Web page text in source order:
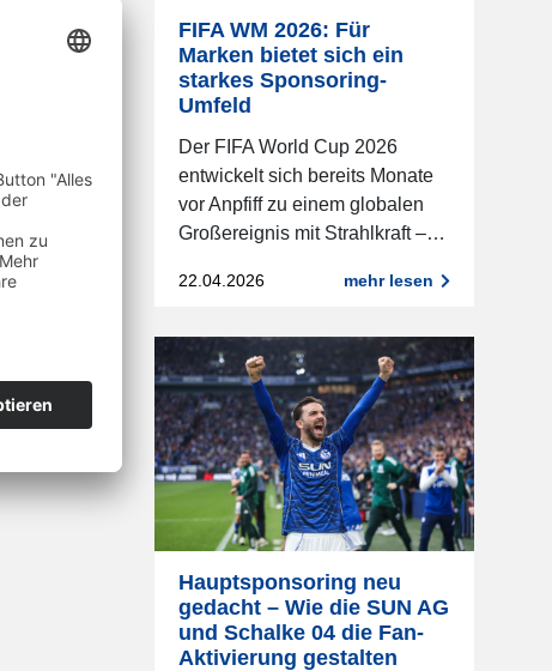
FIFA WM 2026: Für
Marken bietet sich ein
starkes Sponsoring-
Umfeld
Der FIFA World Cup 2026
entwickelt sich bereits Monate
vor Anpfiff zu einem globalen
Großereignis mit Strahlkraft –…
22.04.2026 mehr lesen
Hauptsponsoring neu
gedacht – Wie die SUN AG
und Schalke 04 die Fan-
Aktivierung gestalten